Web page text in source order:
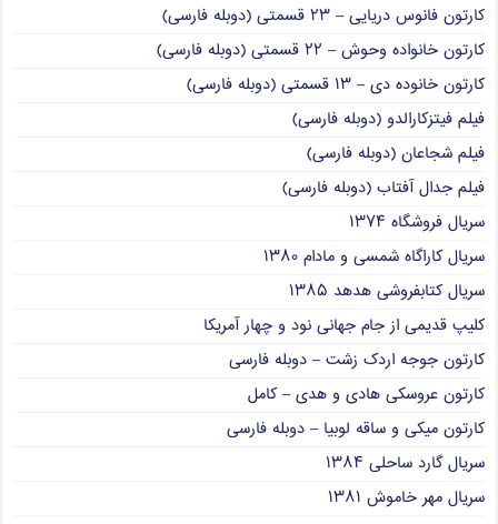
کارتون فانوس دریایی – ۲۳ قسمتی (دوبله فارسی)
کارتون خانواده وحوش – ۲۲ قسمتی (دوبله فارسی)
کارتون خانوده دی – ۱۳ قسمتی (دوبله فارسی)
فیلم فیتزکارالدو (دوبله فارسی)
فیلم شجاعان (دوبله فارسی)
فیلم جدال آفتاب (دوبله فارسی)
سریال فروشگاه ۱۳۷۴
سریال کاراگاه شمسی و مادام ۱۳۸۰
سریال کتابفروشی هدهد ۱۳۸۵
کلیپ قدیمی از جام جهانی نود و چهار آمریکا
کارتون جوجه اردک زشت – دوبله فارسی
کارتون عروسکی هادی و هدی – کامل
کارتون میکی و ساقه لوبیا – دوبله فارسی
سریال گارد ساحلی ۱۳۸۴
سریال مهر خاموش ۱۳۸۱